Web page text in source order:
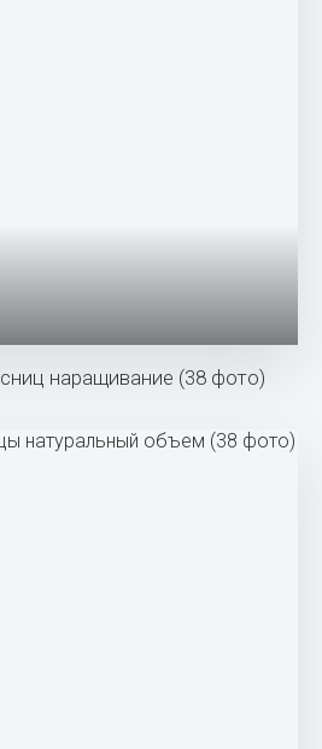
наращивание (38 фото)